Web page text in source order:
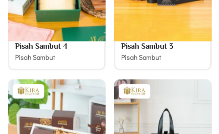
Pisah Sambut 4
Pisah Sambut
Pisah Sambut 3
Pisah Sambut